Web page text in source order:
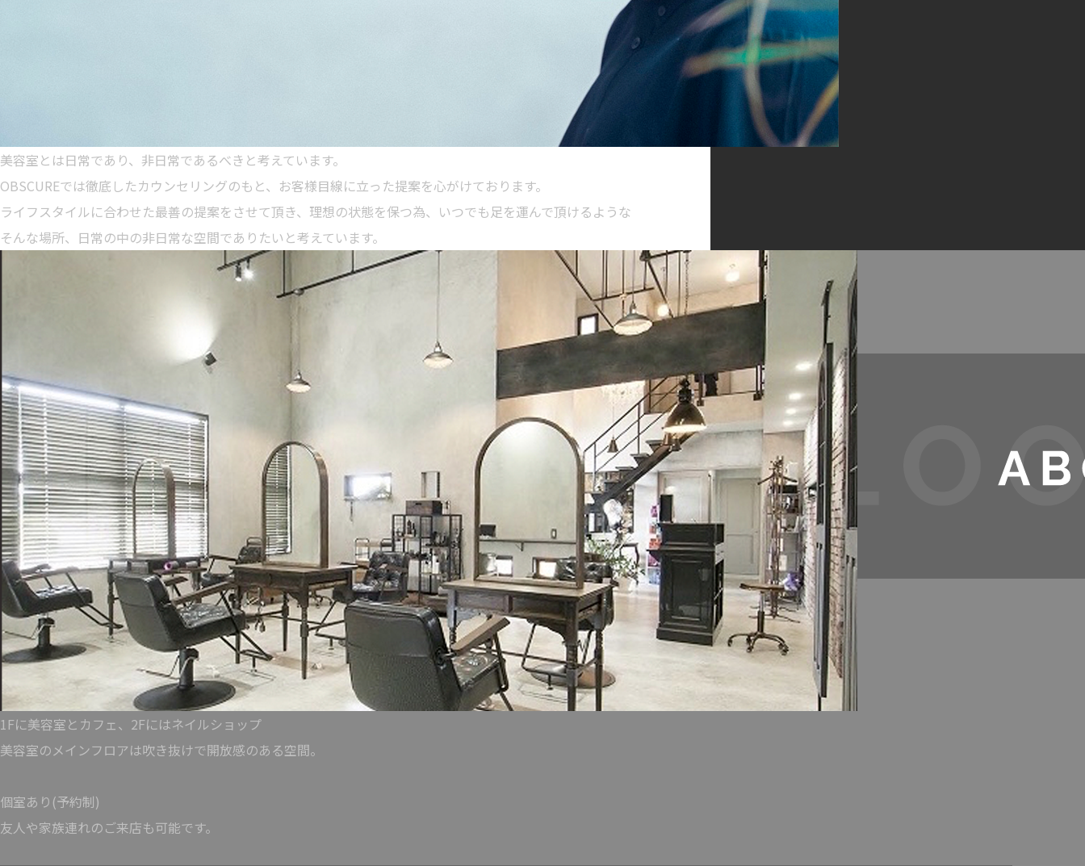
美容室とは日常であり、非日常であるべきと考えています。
OBSCUREでは徹底したカウンセリングのもと、お客様目線に立った提案を心がけております。
ライフスタイルに合わせた最善の提案をさせて頂き、理想の状態を保つ為、いつでも足を運んで頂けるような
そんな場所、日常の中の非日常な空間でありたいと考えています。
1Fに美容室とカフェ、2Fにはネイルショップ
美容室のメインフロアは吹き抜けで開放感のある空間。
個室あり(予約制)
友人や家族連れのご来店も可能です。